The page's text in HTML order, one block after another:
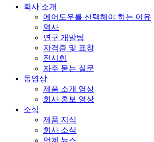
회사 소개
에어도우를 선택해야 하는 이유
역사
연구 개발팀
자격증 및 표창
전시회
자주 묻는 질문
동영상
제품 소개 영상
회사 홍보 영상
소식
제품 지식
회사 소식
업계 뉴스